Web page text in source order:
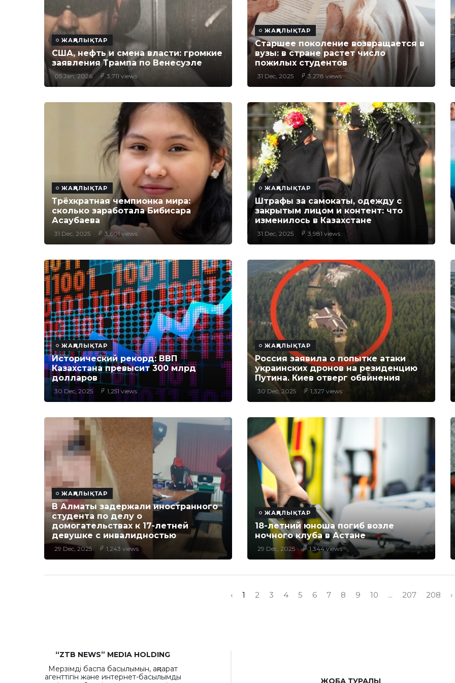
ЖАҢАЛЫҚТАР
США, нефть и смена власти: громкие
заявления Трампа по Венесуэле
05 Jan, 2026 3,711 views
ЖАҢАЛЫҚТАР
Старшее поколение возвращается в
вузы: в стране растет число
пожилых студентов
31 Dec, 2025 3,278 views
ЖАҢАЛЫҚТАР
Трёхкратная чемпионка мира:
сколько заработала Бибисара
Асаубаева
31 Dec, 2025 3,601 views
ЖАҢАЛЫҚТАР
Штрафы за самокаты, одежду с
закрытым лицом и контент: что
изменилось в Казахстане
31 Dec, 2025 3,981 views
ЖАҢАЛЫҚТАР
Исторический рекорд: ВВП
Казахстана превысит 300 млрд
долларов
30 Dec, 2025 1,251 views
ЖАҢАЛЫҚТАР
Россия заявила о попытке атаки
украинских дронов на резиденцию
Путина. Киев отверг обвинения
30 Dec, 2025 1,327 views
ЖАҢАЛЫҚТАР
В Алматы задержали иностранного
студента по делу о
домогательствах к 17-летней
девушке с инвалидностью
29 Dec, 2025 1,243 views
ЖАҢАЛЫҚТАР
18-летний юноша погиб возле
ночного клуба в Астане
29 Dec, 2025 1,344 views
‹ 1 2 3 4 5 6 7 8 9 10 ... 207 208 ›
“ZTB NEWS” MEDIA HOLDING
Мерзімді баспа басылымын, ақпарат
агенттігін және интернет-басылымды
ЖОБА ТУРАЛЫ